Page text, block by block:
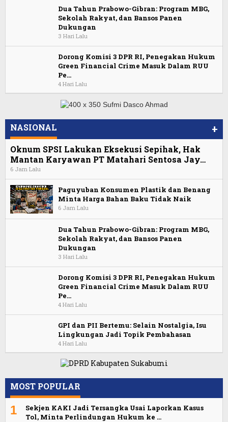
Dua Tahun Prabowo-Gibran: Program MBG,
Sekolah Rakyat, dan Bansos Panen
Dukungan
3 Hari Lalu
Dorong Komisi 3 DPR RI, Penegakan Hukum
Green Financial Crime Masuk Dalam RUU
Pe…
4 Hari Lalu
NASIONAL +
Oknum SPSI Lakukan Eksekusi Sepihak, Hak
Mantan Karyawan PT Matahari Sentosa Jay…
6 Jam Lalu
Paguyuban Konsumen Plastik dan Benang
Minta Harga Bahan Baku Tidak Naik
6 Jam Lalu
Dua Tahun Prabowo-Gibran: Program MBG,
Sekolah Rakyat, dan Bansos Panen
Dukungan
3 Hari Lalu
Dorong Komisi 3 DPR RI, Penegakan Hukum
Green Financial Crime Masuk Dalam RUU
Pe…
4 Hari Lalu
GPI dan PII Bertemu: Selain Nostalgia, Isu
Lingkungan Jadi Topik Pembahasan
4 Hari Lalu
MOST POPULAR
1
Sekjen KAKI Jadi Tersangka Usai Laporkan Kasus
Tol, Minta Perlindungan Hukum ke …